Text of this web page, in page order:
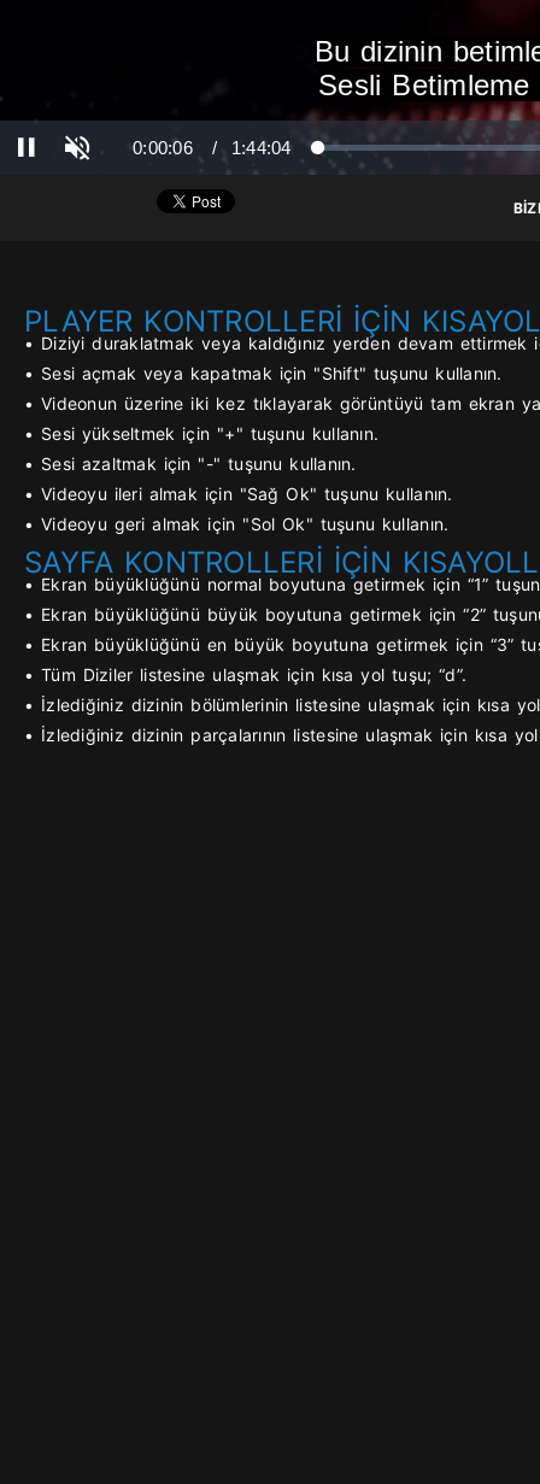
Bu dizinin
Sesli Betimleme
Duraklat
Süre
0:00:06 / Toplam Süre
1:44:04 Yüklendi: 0%
Yükleniyor: 0%
PLAYER KONTROLLERİ İÇİN
• Diziyi duraklatmak veya kaldığınız yerden devam ettirmek
• Sesi açmak veya kapatmak için "Shift" tuşunu kullanın.
• Videonun üzerine iki kez tıklayarak görüntüyü tam ekran
• Sesi yükseltmek için "+" tuşunu kullanın.
• Sesi azaltmak için "-" tuşunu kullanın.
• Videoyu ileri almak için "Sağ Ok" tuşunu kullanın.
• Videoyu geri almak için "Sol Ok" tuşunu kullanın.
SAYFA KONTROLLERİ İÇİN
• Ekran büyüklüğünü normal boyutuna getirmek için “1”
• Ekran büyüklüğünü büyük boyutuna getirmek için “2”
• Ekran büyüklüğünü en büyük boyutuna getirmek için “3”
• Tüm Diziler listesine ulaşmak için kısa yol tuşu; “d”.
• İzlediğiniz dizinin bölümlerinin listesine ulaşmak için kısa
• İzlediğiniz dizinin parçalarının listesine ulaşmak için kısa